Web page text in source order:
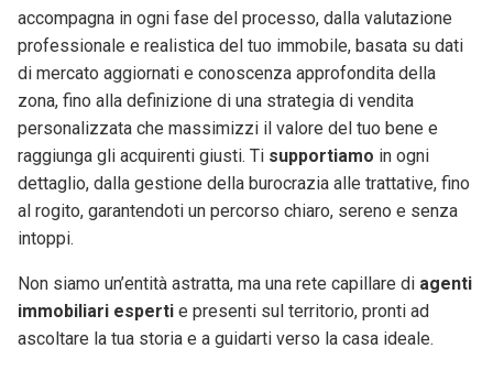
accompagna in ogni fase del processo, dalla valutazione
professionale e realistica del tuo immobile, basata su dati
di mercato aggiornati e conoscenza approfondita della
zona, fino alla definizione di una strategia di vendita
personalizzata che massimizzi il valore del tuo bene e
raggiunga gli acquirenti giusti. Ti supportiamo in ogni
dettaglio, dalla gestione della burocrazia alle trattative, fino
al rogito, garantendoti un percorso chiaro, sereno e senza
intoppi.
Non siamo un’entità astratta, ma una rete capillare di agenti
immobiliari esperti e presenti sul territorio, pronti ad
ascoltare la tua storia e a guidarti verso la casa ideale.